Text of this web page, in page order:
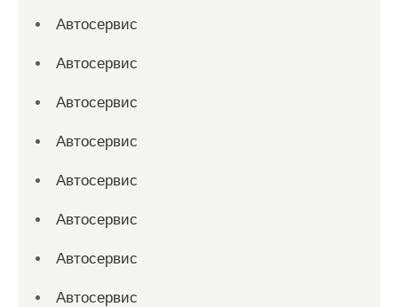
Автосервис
Автосервис
Автосервис
Автосервис
Автосервис
Автосервис
Автосервис
Автосервис